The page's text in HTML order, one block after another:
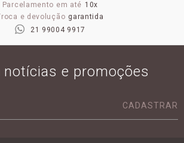
Parcelamento em até 10x
e devolução garantida
21 99004 9917
notícias e promoções
CADASTRAR